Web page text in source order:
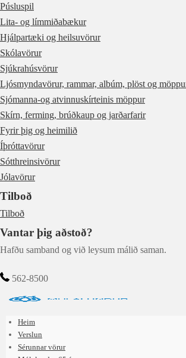
Púsluspil
Lita- og límmiðabækur
Hjálpartæki og heilsuvörur
Skólavörur
Sjúkrahúsvörur
Ljósmyndavörur, rammar, albúm, plöst og
Sjómanna-og atvinnuskírteinis möppur
Skírn, ferming, brúðkaup og jarðarfarir
Fyrir þig og heimilið
Íþróttavörur
Sótthreinsivörur
Jólavörur
Tilboð
Tilboð
Vantar þig aðstoð?
Hafðu samband og við leysum málið saman.
562-8500
Heim
Verslun
Sérunnar vörur